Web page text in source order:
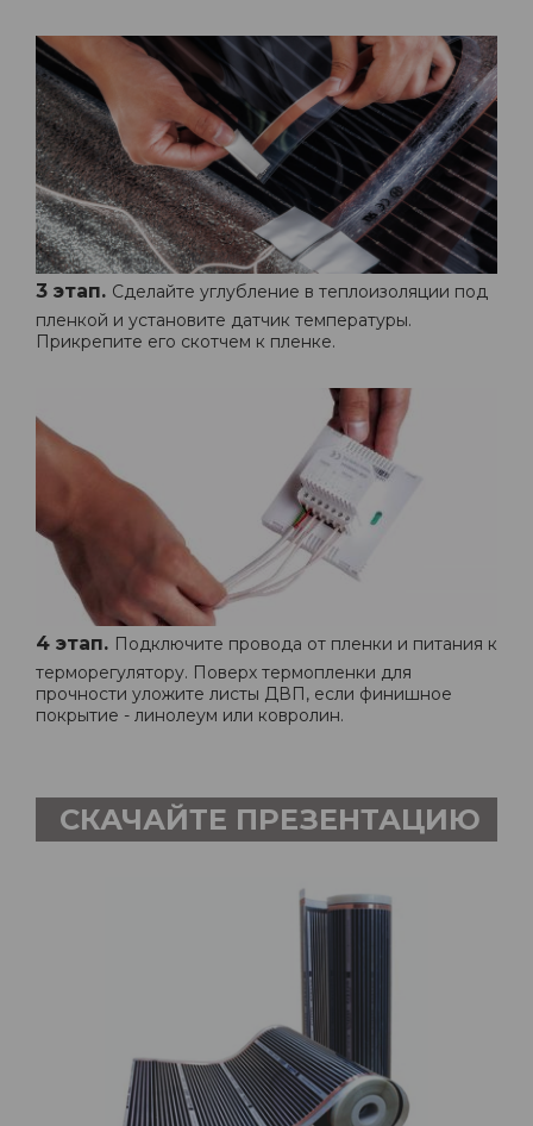
3 этап. Сделайте углубление в теплоизоляции под
пленкой и установите датчик температуры.
Прикрепите его скотчем к пленке.
4 этап. Подключите провода от пленки и питания к
терморегулятору. Поверх термопленки для
прочности уложите листы ДВП, если финишное
покрытие - линолеум или ковролин.
СКАЧАЙТЕ ПРЕЗЕНТАЦИЮ